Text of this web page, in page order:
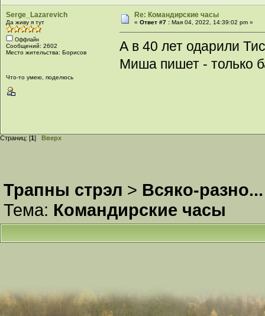
Serge_Lazarevich
Да живу я тут
Оффлайн
Сообщений: 2602
Место жительства: Борисов
Что-то умею, поделюсь
Re: Командирские часы
«Ответ #7 : Мая 04, 2022, 14:39:02 pm »
А в 40 лет одарили
Миша пишет - только
Страниц: [1] Вверх
Трапны стрэл > Всяко-разно...
Тема: Командирские часы